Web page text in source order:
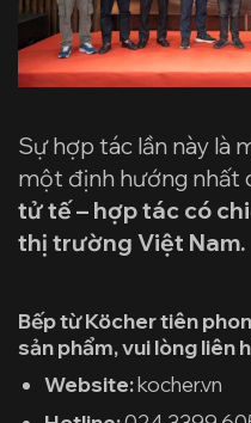
Sự hợp tác lần này là
một định hướng nhất
tử tế – hợp tác có
thị trường Việt Nam.
Bếp từ Köcher tiên
sản phẩm, vui lòng liên
Website:kocher.vn